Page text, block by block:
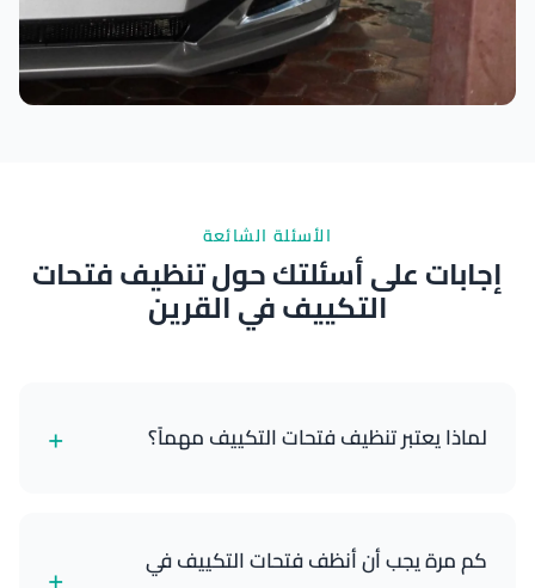
الأسئلة الشائعة
إجابات على أسئلتك حول تنظيف فتحات
التكييف في القرين
لماذا يعتبر تنظيف فتحات التكييف مهماً؟ +
العفن والبكتيريا التي تتراكم في نظام الهواء في سيارتك.
هذا يحسن جودة الهواء، ويقلل من مسببات الحساسية،
كم مرة يجب أن أنظف فتحات التكييف في